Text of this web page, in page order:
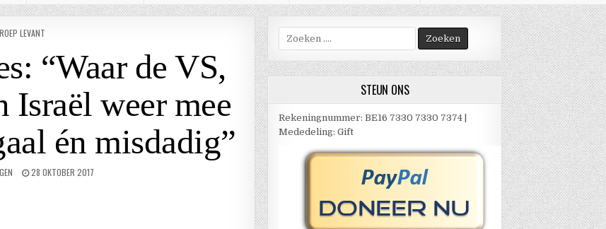
LEVANT
“Waar de VS,
Israël weer mee
én misdadig”
28 OKTOBER 2017
Zoek
naar:
STEUN ONS
Rekeningnummer: BE16 7330 7330 7374 |
Mededeling: Gift